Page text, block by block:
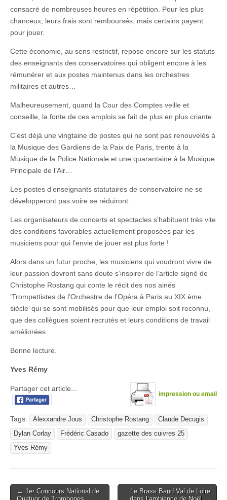
consacré de nombreuses heures en répétition. Pour les plus
chanceux, leurs frais sont remboursés, mais certains payent
pour jouer.
Cette économie, au sens restrictif, repose encore sur les statuts
des enseignants des conservatoires qui obligent encore à les
rémunérer et aux postes maintenus dans les orchestres
militaires et autres…
Malheureusement, quand la Cour des Comptes veille et
conseille, la fonte de ces emplois se fait de plus en plus criante.
C’est déjà une vingtaine de postes qui ne sont pas renouvelés à
la Musique des Gardiens de la Paix de Paris, trente à la
Musique de la Police Nationale et une quarantaine à la Musique
Principale de l’Air…
Les postes d’enseignants statutaires de conservatoire ne se
développeront pas voire se réduiront.
Les organisateurs de concerts et spectacles s’habituent très vite
des conditions favorables actuellement proposées par les
musiciens pour qui l’envie de jouer est plus forte !
Alors dans un futur proche, les musiciens qui voudront vivre de
leur passion devront sans doute s’inspirer de l’article signé de
Christophe Rostang qui conte le récit des nos ainés
‘Trompettistes de l’Orchestre de l’Opéra à Paris au XIX ème
siècle’ qui se sont mobilisés pour que leur emploi soit reconnu,
que des collègues soient recrutés et leurs conditions de travail
améliorées.
Bonne lecture.
Yves Rémy
impression ou email
Partager cet article...
Tags: Alexxandre Jous Christophe Rostang
Claude Decugis
Dylan Corlay
Frédéric Casado
gazette des cuivres 25
Yves Rémy
Post
← 1er Concours National de
Le Brass Band Val de Loire